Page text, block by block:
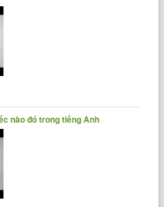
nào đó trong tiếng Anh